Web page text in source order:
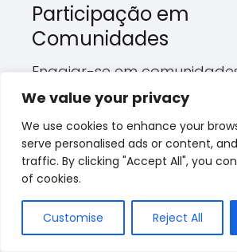
We value your privacy
We use cookies to enhance your
serve personalised ads or content,
traffic. By clicking "Accept All", you
of cookies.
Customise Reject All
Participação em
Comunidades
Engajar-se em
entusiastas de bicicletas
muitos benefícios. Participar
antiguidades ou grupos de
pode fornecer dicas
manutenção e cuidados
modelo específico. Além
pode trocar experiências